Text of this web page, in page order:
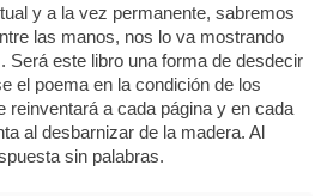
y a la vez permanente, sabremos
las manos, nos lo va mostrando
Será este libro una forma de desdecir
el poema en la condición de los
reinventará a cada página y en cada
al desbarnizar de la madera. Al
sin palabras.